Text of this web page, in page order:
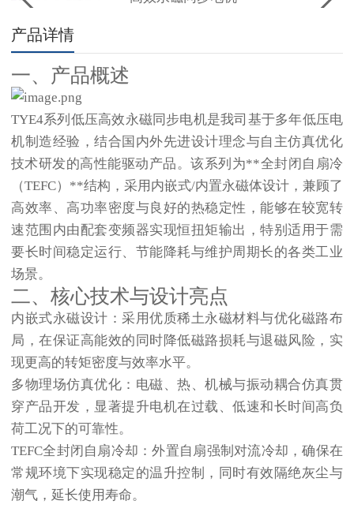
产品详情
一、产品概述
TYE4系列低压高效永磁同步电机是我司基于多年低压电
机制造经验，结合国内外先进设计理念与自主仿真优化
技术研发的高性能驱动产品。该系列为**全封闭自扇冷
（TEFC）**结构，采用内嵌式/内置永磁体设计，兼顾了
高效率、高功率密度与良好的热稳定性，能够在较宽转
速范围内由配套变频器实现恒扭矩输出，特别适用于需
要长时间稳定运行、节能降耗与维护周期长的各类工业
场景。
二、核心技术与设计亮点
内嵌式永磁设计 ：采用优质稀土永磁材料与优化磁路布
局，在保证高能效的同时降低磁路损耗与退磁风险，实
现更高的转矩密度与效率水平。
多物理场仿真优化 ：电磁、热、机械与振动耦合仿真贯
穿产品开发，显著提升电机在过载、低速和长时间高负
荷工况下的可靠性。
TEFC全封闭自扇冷却 ：外置自扇强制对流冷却，确保在
常规环境下实现稳定的温升控制，同时有效隔绝灰尘与
潮气，延长使用寿命。